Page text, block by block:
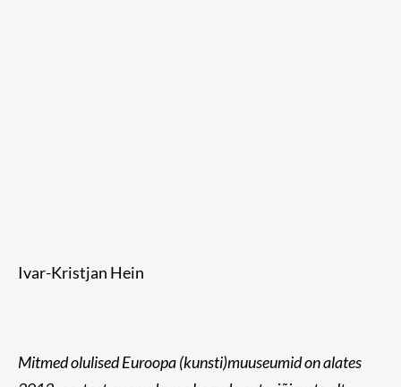
Ivar-Kristjan Hein
Mitmed olulised Euroopa (kunsti)muuseumid on alates